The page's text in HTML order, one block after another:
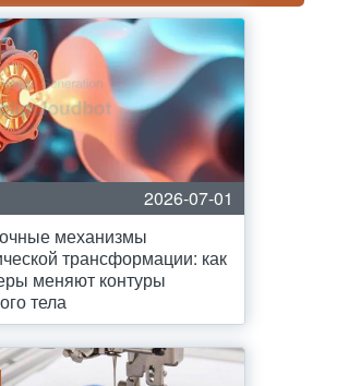
2026-07-01
механизмы
трансформации: как
меняют контуры
тела